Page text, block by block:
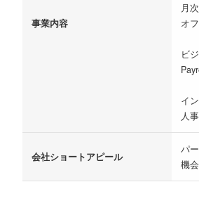
事業内容
月
オ
ビ
イ
人
会社ショートアピール
パ
機